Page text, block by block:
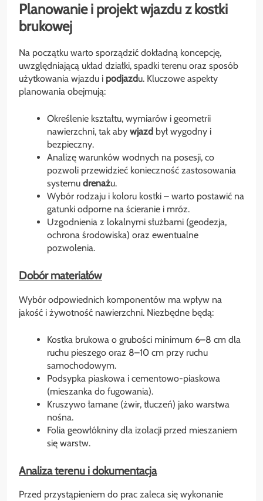
Planowanie i projekt wjazdu z kostki
brukowej
Na początku warto sporządzić dokładną koncepcję,
uwzględniającą układ działki, spadki terenu oraz sposób
użytkowania wjazdu i podjazdu. Kluczowe aspekty
planowania obejmują:
Określenie kształtu, wymiarów i geometrii
nawierzchni, tak aby wjazd był wygodny i
bezpieczny.
Analizę warunków wodnych na posesji, co
pozwoli przewidzieć konieczność zastosowania
systemu drenażu.
Wybór rodzaju i koloru kostki – warto postawić na
gatunki odporne na ścieranie i mróz.
Uzgodnienia z lokalnymi służbami (geodezja,
ochrona środowiska) oraz ewentualne
pozwolenia.
Dobór materiałów
Wybór odpowiednich komponentów ma wpływ na
jakość i żywotność nawierzchni. Niezbędne będą:
Kostka brukowa o grubości minimum 6–8 cm dla
ruchu pieszego oraz 8–10 cm przy ruchu
samochodowym.
Podsypka piaskowa i cementowo-piaskowa
(mieszanka do fugowania).
Kruszywo łamane (żwir, tłuczeń) jako warstwa
nośna.
Folia geowłókniny dla izolacji przed mieszaniem
się warstw.
Analiza terenu i dokumentacja
Przed przystąpieniem do prac zaleca się wykonanie